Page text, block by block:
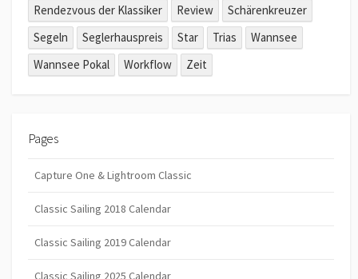
Rendezvous der Klassiker
Review
Schärenkreuzer
Segeln
Seglerhauspreis Star Trias
Wannsee
Wannsee Pokal
Workflow Zeit
Pages
Capture One & Lightroom Classic
Classic Sailing 2018 Calendar
Classic Sailing 2019 Calendar
Classic Sailing 2025 Calendar